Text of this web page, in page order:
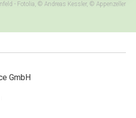
- Fotolia, © Andreas Kessler, © Appenzeller
GmbH